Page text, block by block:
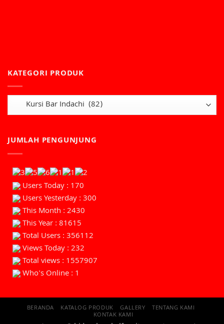
KATEGORI PRODUK
JUMLAH PENGUNJUNG
Users Today : 170
Users Yesterday : 300
This Month : 2430
This Year : 81615
Total Users : 356112
Views Today : 232
Total views : 1557907
Who's Online : 1
BERANDA KATALOG PRODUK GALLERY TENTANG KAMI
KONTAK KAMI